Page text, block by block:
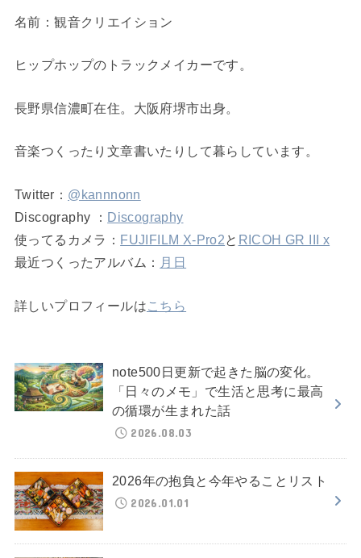
名前：観音クリエイション
ヒップホップのトラックメイカーです。
長野県信濃町在住。大阪府堺市出身。
音楽つくったり文章書いたりして暮らしています。
Twitter： @kannnonn
Discography ： Discography
使ってるカメラ： FUJIFILM X-Pro2と RICOH GR III x
最近つくったアルバム： 月日
詳しいプロフィールはこちら
note500日更新で起きた脳の変化。
「日々のメモ」で生活と思考に最高
の循環が生まれた話
2026.08.03
2026年の抱負と今年やることリスト
2026.01.01